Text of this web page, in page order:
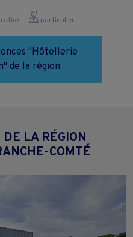
particulier
"Hôtellerie
de la région
LA RÉGION
COMTÉ